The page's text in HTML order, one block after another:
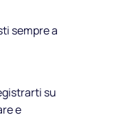
sempre a
su
e